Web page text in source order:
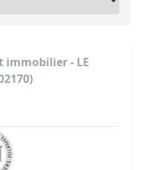
immobilier - LE